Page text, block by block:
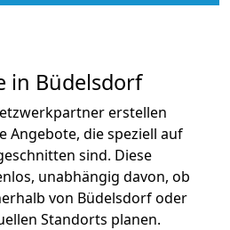
in Büdelsdorf
erstellen
Angebote, die speziell auf
sind. Diese
unabhängig davon, ob
von Büdelsdorf oder
Standorts planen.